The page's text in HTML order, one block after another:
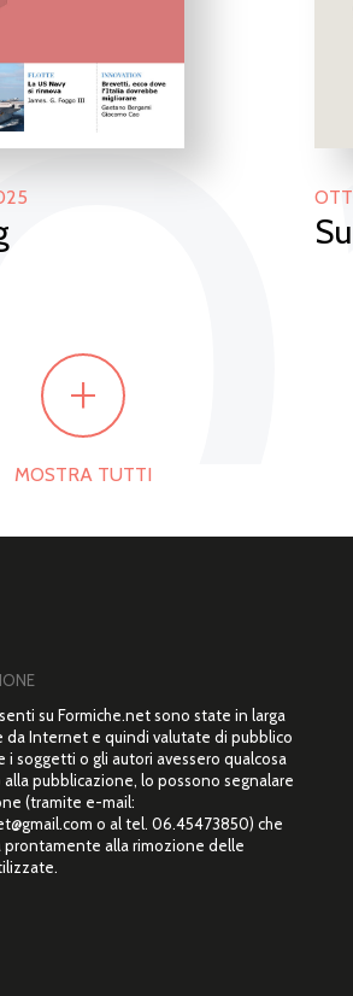
+
MOSTRA TUTTI
su Formiche.net sono state in larga
da Internet e quindi valutate di pubblico
i soggetti o gli autori avessero qualcosa
pubblicazione, lo possono segnalare
(tramite e-mail:
o al tel. 06.45473850) che
prontamente alla rimozione delle